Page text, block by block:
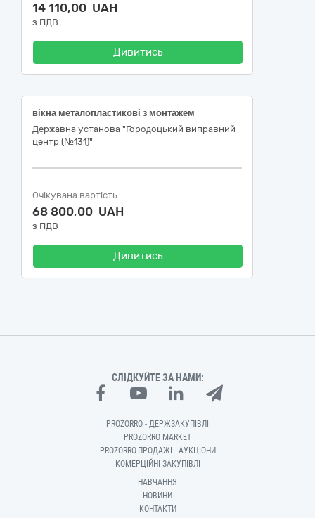
14 110,00 UAH
з ПДВ
Дивитись
вікна металопластикові з монтажем
Державна установа "Городоцький виправний
центр (№131)"
Очікувана вартість
68 800,00 UAH
з ПДВ
Дивитись
СЛІДКУЙТЕ ЗА НАМИ:
PROZORRO - ДЕРЖЗАКУПІВЛІ
PROZORRO MARKET
PROZORRO.ПРОДАЖІ - АУКЦІОНИ
КОМЕРЦІЙНІ ЗАКУПІВЛІ
НАВЧАННЯ
НОВИНИ
КОНТАКТИ